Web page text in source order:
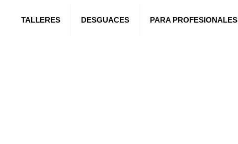
TALLERES DESGUACES PARA PROFESIONALES